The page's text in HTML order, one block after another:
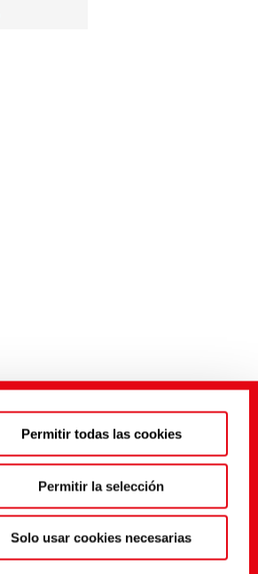
Permitir todas las cookies
Permitir la selección
Solo usar cookies necesarias